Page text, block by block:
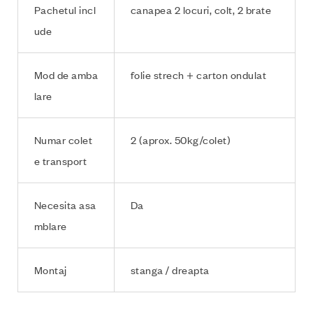
Pachetul incl
ude
canapea 2 locuri, colt, 2 brate
Mod de amba
lare
folie strech + carton ondulat
Numar colet
e transport
2 (aprox. 50kg/colet)
Necesita asa
mblare
Da
Montaj stanga / dreapta